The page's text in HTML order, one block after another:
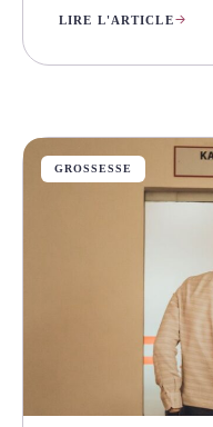
LIRE L'ARTICLE
GROSSESSE